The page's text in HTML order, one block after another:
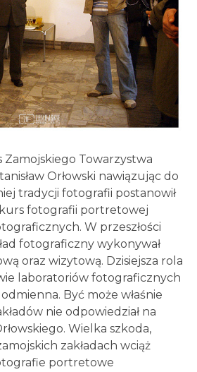
Towarzystwa
Orłowski nawiązując do
tradycji fotografii postanowił
fotografii portretowej
W przeszłości
fotograficzny wykonywał
oraz wizytową. Dzisiejsza rola
laboratoriów fotograficznych
Być może właśnie
nie odpowiedział na
Wielka szkoda,
zakładach wciąż
portretowe